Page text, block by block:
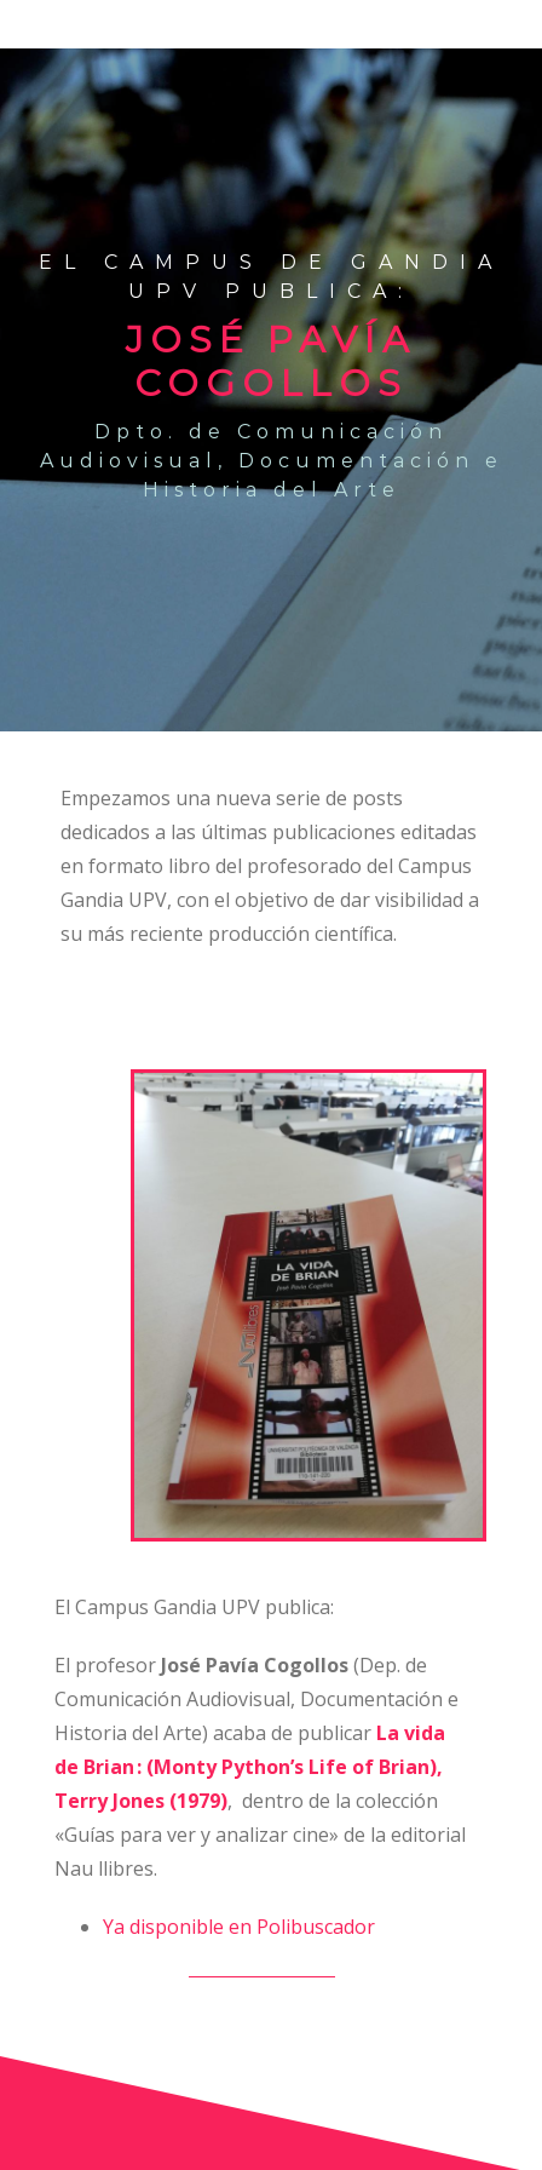
EL CAMPUS DE GANDIA
UPV PUBLICA:
JOSÉ PAVÍA
COGOLLOS
Dpto. de Comunicación
Audiovisual, Documentación e
Historia del Arte
Empezamos una nueva serie de posts
dedicados a las últimas publicaciones editadas
en formato libro del profesorado del Campus
Gandia UPV, con el objetivo de dar visibilidad a
su más reciente producción científica.
El Campus Gandia UPV publica:
El profesor José Pavía Cogollos(Dep. de
Comunicación Audiovisual, Documentación e
Historia del Arte) acaba de publicar La vida
de Brian : (Monty Python’s Life of Brian),
Terry Jones (1979), dentro de la colección
«Guías para ver y analizar cine» de la editorial
Nau llibres.
Ya disponible en Polibuscador